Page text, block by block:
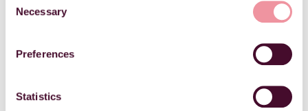
the Privacy trigger icon.
Collect information about your geographical
meters
Necessary
Preferences
Statistics
Balansekontoer
ikke er mottatt. Eks. en faktura som enda ikke er
bankkonto. Dette er kontoen oppgjør går via.